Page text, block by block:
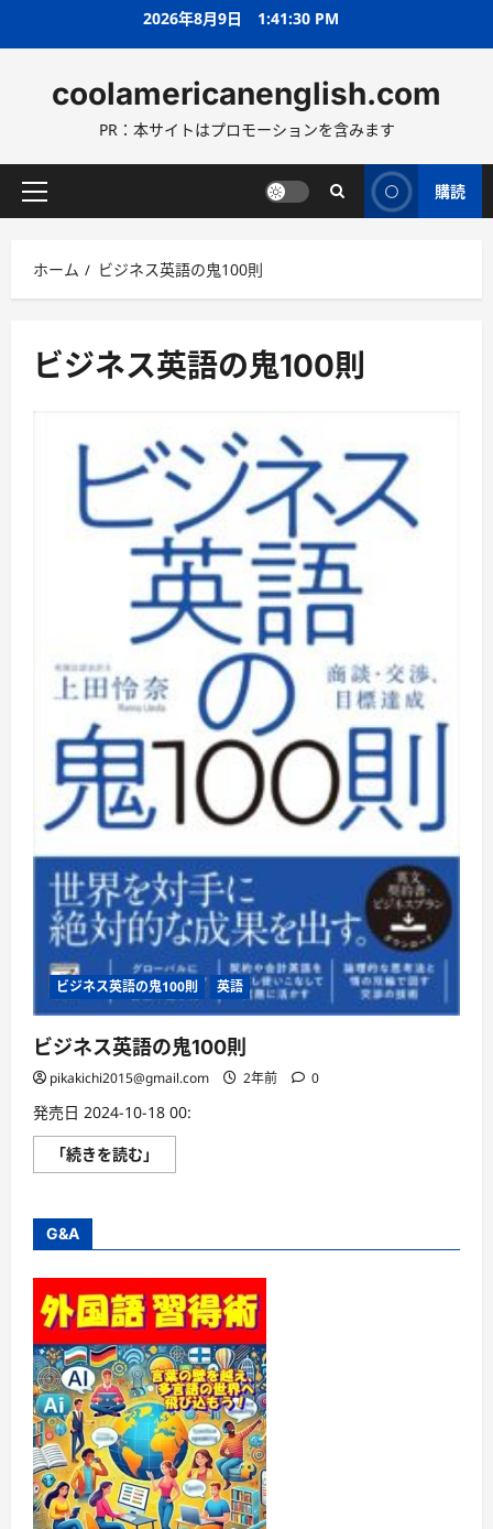
ス
ッ
2026年8月9日 1:41:31 PM
coolamericanenglish.com
PR：本サイトはプロモーションを含みます
メ
メ
ニ
ー
購読
ホーム ビジネス英語の鬼100則
ビジネス英語の鬼100則
ビジネス英語の鬼100則 英語
ビジネス英語の鬼100則
pikakichi2015@gmail.com 2年前 0
発売日 2024-10-18 00:
「続きを読む」
ジ
の
100
則
に
つ
い
て
さ
ら
に
読
む
G&A